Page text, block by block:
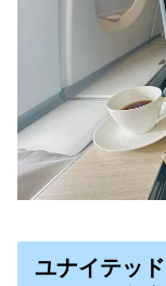
ユナイテッ